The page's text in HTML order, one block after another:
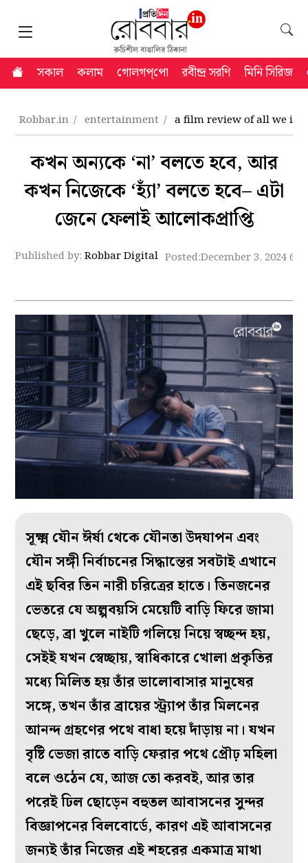
সকাল কলাম গোলগপ্‌পো রবীন্দ্র সরণি মিনি সিরিজ
Robbar.in entertainment a film review of all we
কখন অন্যকে ‘না’ বলতে হবে, আর
কখন নিজেকে ‘হ্যাঁ’ বলতে হবে– এটা
জেনে ফেলাই আলোকপ্রাপ্তি
Published by:Robbar Digital Posted:December 3, 2024
সূক্ষ্ম যৌন ঈর্ষা থেকে যৌনতা উদযাপন এবং
যৌন সঙ্গী নির্বাচনের সিদ্ধান্তের সবটাই এখানে
এই ছবির তিন নারী চরিত্রের হাতে। তিনজনের
ভেতরে যে অল্পবয়সি মেয়েটি বাড়ি ফিরে জামা
ছেড়ে, ব্রা খুলে নাইটি গলিয়ে নিয়ে স্বচ্ছন্দ হয়,
সেইই যখন স্বেচ্ছায়, স্বাধিকারে খোলা প্রকৃতির
মধ্যে মিলিত হয় তাঁর ভালোবাসার মানুষের
সঙ্গে, তখন তাঁর ব্রায়ের স্ট্র্যাপ তাঁর মিলনের
আনন্দ গ্রহণের পথে বাধা হয়ে দাঁড়ায় না। যখন
বৃষ্টি ভেজা রাতে বাড়ি ফেরার পথে প্রৌঢ় মহিলা
বলে ওঠেন যে, আজ তো করবই, আর তার
পরেই ঢিল ছোড়েন বহুতল আবাসনের সুন্দর
বিজ্ঞাপনের বিলবোর্ডে, কারণ এই আবাসনের
জন্যই তাঁর নিজের এই শহরের একমাত্র মাথা